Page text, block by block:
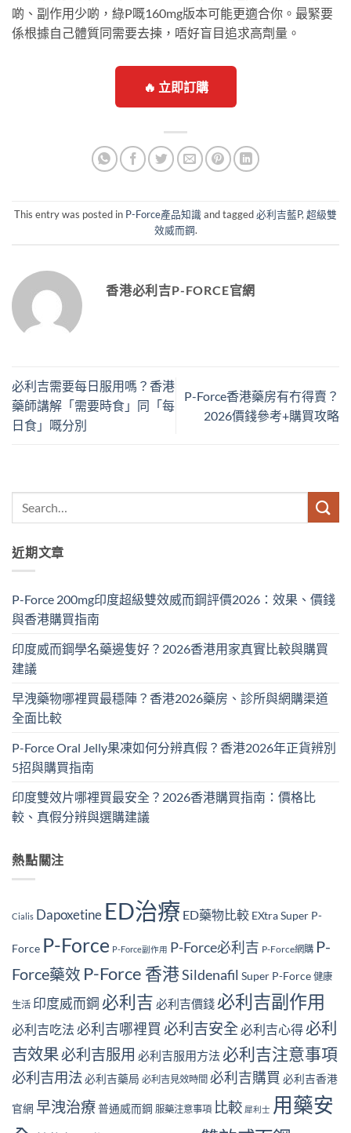
啲、副作用少啲，綠P嘅160mg版本可能更適合你。最緊要
係根據自己體質同需要去揀，唔好盲目追求高劑量。
🔥 立即訂購
This entry was posted in P-Force產品知識 and tagged必利吉藍P,超級雙
效威而鋼.
香港必利吉P-FORCE官網
必利吉需要每日服用嗎？香港
藥師講解「需要時食」同「每
日食」嘅分別
P-Force香港藥房有冇得賣？
2026價錢參考+購買攻略
近期文章
P-Force 200mg印度超級雙效威而鋼評價2026：效果、價錢
與香港購買指南
印度威而鋼學名藥邊隻好？2026香港用家真實比較與購買
建議
早洩藥物哪裡買最穩陣？香港2026藥房、診所與網購渠道
全面比較
P-Force Oral Jelly果凍如何分辨真假？香港2026年正貨辨別
5招與購買指南
印度雙效片哪裡買最安全？2026香港購買指南：價格比
較、真假分辨與選購建議
熱點關注
Cialis Dapoxetine ED治療 ED藥物比較 EXtra Super P-
Force P-Force P-Force副作用 P-Force必利吉 P-Force網購 P-
Force藥效 P-Force 香港Sildenafil Super P-Force 健康
生活 印度威而鋼 必利吉 必利吉價錢 必利吉副作用
必利吉吃法 必利吉哪裡買 必利吉安全必利吉心得必利
吉效果必利吉服用 必利吉服用方法必利吉注意事項
必利吉用法必利吉藥局 必利吉見效時間 必利吉購買 必利吉香港
官網 早洩治療普通威而鋼 服藥注意事項 比較 犀利士 用藥安